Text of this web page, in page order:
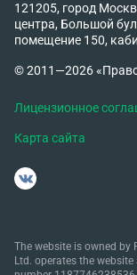
121205, город
центра, Большой
помещение 150,
© 2011—2026
Лицензионное
Карта сайта
The website is owned by
Ltd. operates the